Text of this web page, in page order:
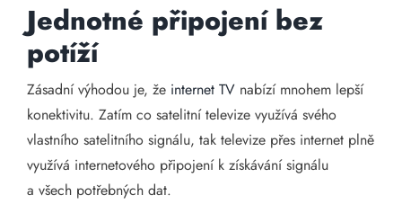
Jednotné připojení bez
potíží
Zásadní výhodou je, že internet TV nabízí mnohem lepší
konektivitu. Zatím co satelitní televize využívá svého
vlastního satelitního signálu, tak televize přes internet plně
využívá internetového připojení k získávání signálu
a všech potřebných dat.